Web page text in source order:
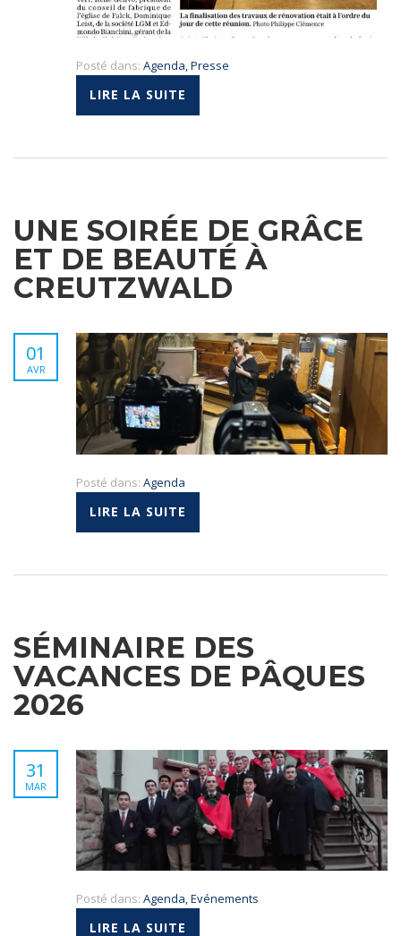
Posté dans: Agenda,Presse
LIRE LA SUITE
UNE SOIRÉE DE GRÂCE
ET DE BEAUTÉ À
CREUTZWALD
01
AVR
Posté dans: Agenda
LIRE LA SUITE
SÉMINAIRE DES
VACANCES DE PÂQUES
2026
31
MAR
Posté dans: Agenda,Evénements
LIRE LA SUITE